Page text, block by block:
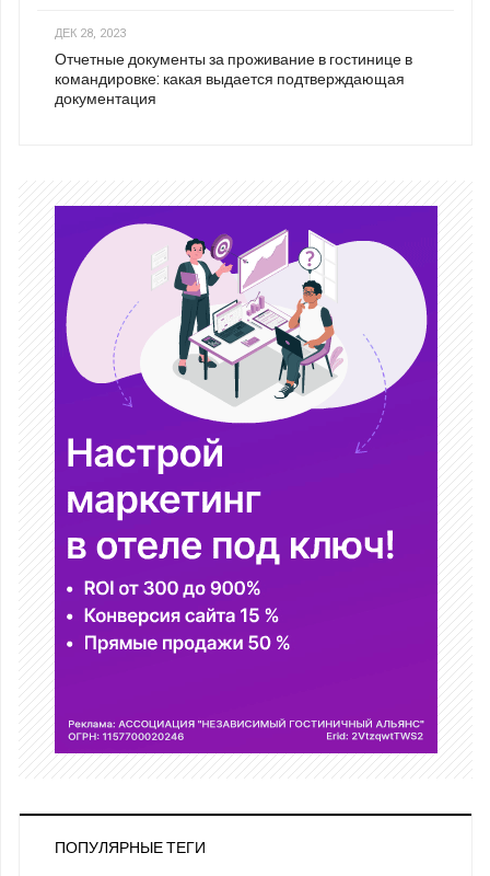
ДЕК 28, 2023
Отчетные документы за проживание в гостинице в
командировке: какая выдается подтверждающая
документация
ПОПУЛЯРНЫЕ ТЕГИ